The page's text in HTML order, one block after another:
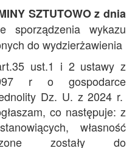
SZTUTOWO z dnia
sporządzenia wykazu
do wydzierżawienia
ust.1 i 2 ustawy z
r o gospodarce
Dz. U. z 2024 r.
co następuje: z
własność
zostały do